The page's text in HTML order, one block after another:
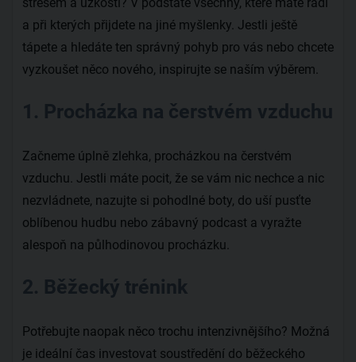
a při kterých přijdete na jiné myšlenky. Jestli ještě
tápete a hledáte ten správný pohyb pro vás nebo chcete
vyzkoušet něco nového, inspirujte se naším výběrem.
1. Procházka na čerstvém vzduchu
Začneme úplně zlehka, procházkou na čerstvém
vzduchu. Jestli máte pocit, že se vám nic nechce a nic
nezvládnete, nazujte si pohodlné boty, do uší pusťte
oblíbenou hudbu nebo zábavný podcast a vyražte
alespoň na půlhodinovou procházku.
2. Běžecký trénink
Potřebujte naopak něco trochu intenzivnějšího? Možná
je ideální čas investovat soustředění do běžeckého